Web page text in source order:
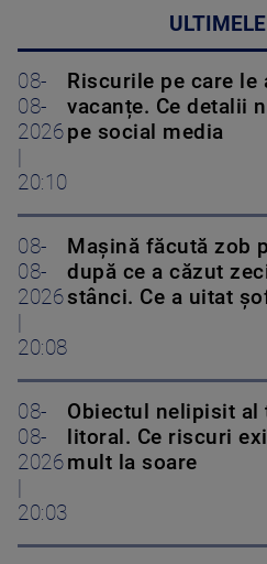
08-
08-
2026
20:10
Riscurile pe care
vacanțe. Ce detalii
pe social media
08-
08-
2026
20:08
Mașină făcută zob
după ce a căzut
stânci. Ce a uitat
08-
08-
2026
20:03
Obiectul nelipisit
litoral. Ce riscuri
mult la soare